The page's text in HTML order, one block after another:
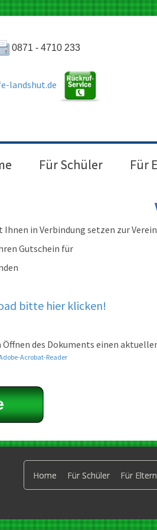
0871 - 4710 233
landshut.de
Für Schüler Für
Ihnen in Verbindung setzen zur
Gutschein für
bitte hier klicken!
des Dokuments einen
Acrobat-Reader
Home Für Schüler Für Eltern